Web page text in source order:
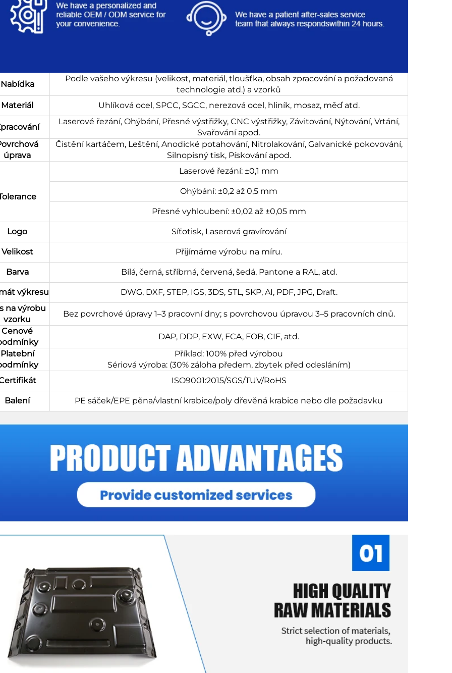
Nabídka
Podle vašeho výkresu (velikost, materiál, tloušťka, obsah zpracování a požadovaná
technologie atd.) a vzorků
Materiál
Uhlíková ocel, SPCC, SGCC, nerezová ocel, hliník, mosaz, měď atd.
Laserové řezání, Ohýbání, Přesné výstřižky, CNC výstřižky, Závitování, Nýtování, Vrtání,
Svařování apod.
úprava
Čistění kartáčem, Leštění, Anodické potahování, Nitrolakování, Galvanické pokovování,
Silnopisný tisk, Pískování apod.
Laserové řezání: ±0,1 mm
Ohýbání: ±0,2 až 0,5 mm
Přesné vyhloubení: ±0,02 až ±0,05 mm
Logo Síťotisk, Laserová gravírování
Velikost Přijímáme výrobu na míru.
Barva Bílá, černá, stříbrná, červená, šedá, Pantone a RAL, atd.
výkresu
DWG, DXF, STEP, IGS, 3DS, STL, SKP, AI, PDF, JPG, Draft.
na výrobu
vzorku
Bez povrchové úpravy 1–3 pracovní dny; s povrchovou úpravou 3–5 pracovních dnů.
Cenové
DAP, DDP, EXW, FCA, FOB, CIF, atd.
Platební
Příklad: 100% před výrobou
Sériová výroba: (30% záloha předem, zbytek před odesláním)
ISO9001:2015/SGS/TUV/RoHS
Balení PE sáček/EPE pěna/vlastní krabice/poly dřevěná krabice nebo dle požadavku